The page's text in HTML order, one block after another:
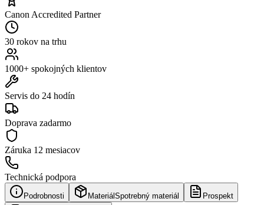
Canon Accredited Partner
30 rokov na trhu
1000+ spokojných klientov
Servis do 24 hodín
Doprava zadarmo
Záruka 12 mesiacov
Technická podpora
Podrobnosti Materiál Spotrebný materiál Prospekt